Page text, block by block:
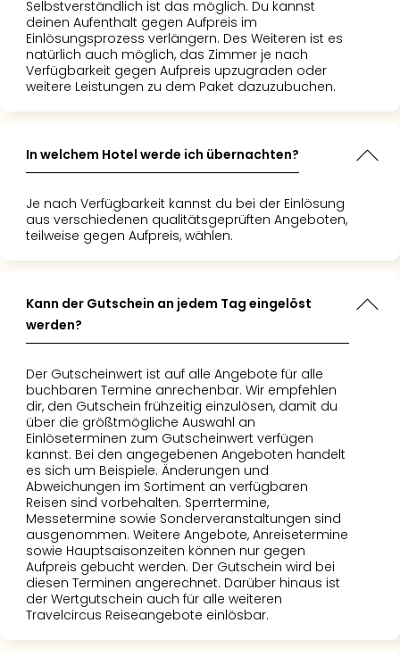
Selbstverständlich ist das möglich. Du kannst
deinen Aufenthalt gegen Aufpreis im
Einlösungsprozess verlängern. Des Weiteren ist es
natürlich auch möglich, das Zimmer je nach
Verfügbarkeit gegen Aufpreis upzugraden oder
weitere Leistungen zu dem Paket dazuzubuchen.
In welchem Hotel werde ich übernachten?
Je nach Verfügbarkeit kannst du bei der Einlösung
aus verschiedenen qualitätsgeprüften Angeboten,
teilweise gegen Aufpreis, wählen.
Kann der Gutschein an jedem Tag eingelöst
werden?
Der Gutscheinwert ist auf alle Angebote für alle
buchbaren Termine anrechenbar. Wir empfehlen
dir, den Gutschein frühzeitig einzulösen, damit du
über die größtmögliche Auswahl an
Einlöseterminen zum Gutscheinwert verfügen
kannst. Bei den angegebenen Angeboten handelt
es sich um Beispiele. Änderungen und
Abweichungen im Sortiment an verfügbaren
Reisen sind vorbehalten. Sperrtermine,
Messetermine sowie Sonderveranstaltungen sind
ausgenommen. Weitere Angebote, Anreisetermine
sowie Hauptsaisonzeiten können nur gegen
Aufpreis gebucht werden. Der Gutschein wird bei
diesen Terminen angerechnet. Darüber hinaus ist
der Wertgutschein auch für alle weiteren
Travelcircus Reiseangebote einlösbar.